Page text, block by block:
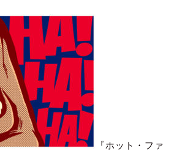
『ホット・ファ